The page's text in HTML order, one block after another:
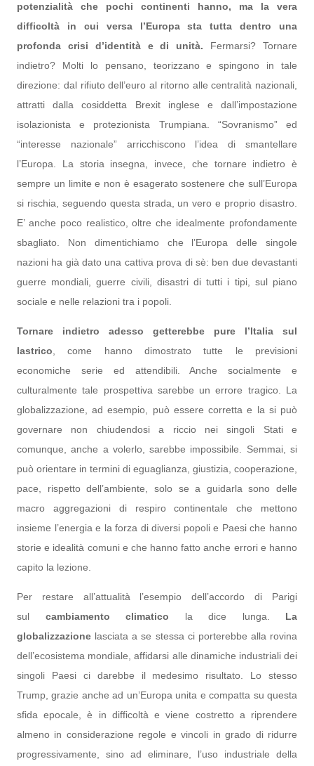
potenzialità che pochi continenti hanno, ma la vera
difficoltà in cui versa l’Europa sta tutta dentro una
profonda crisi d’identità e di unità. Fermarsi? Tornare
indietro? Molti lo pensano, teorizzano e spingono in tale
direzione: dal rifiuto dell’euro al ritorno alle centralità nazionali,
attratti dalla cosiddetta Brexit inglese e dall’impostazione
isolazionista e protezionista Trumpiana. “Sovranismo” ed
“interesse nazionale” arricchiscono l’idea di smantellare
l’Europa. La storia insegna, invece, che tornare indietro è
sempre un limite e non è esagerato sostenere che sull’Europa
si rischia, seguendo questa strada, un vero e proprio disastro.
E’ anche poco realistico, oltre che idealmente profondamente
sbagliato. Non dimentichiamo che l’Europa delle singole
nazioni ha già dato una cattiva prova di sè: ben due devastanti
guerre mondiali, guerre civili, disastri di tutti i tipi, sul piano
sociale e nelle relazioni tra i popoli.
Tornare indietro adesso getterebbe pure l’Italia sul
lastrico , come hanno dimostrato tutte le previsioni
economiche serie ed attendibili. Anche socialmente e
culturalmente tale prospettiva sarebbe un errore tragico. La
globalizzazione, ad esempio, può essere corretta e la si può
governare non chiudendosi a riccio nei singoli Stati e
comunque, anche a volerlo, sarebbe impossibile. Semmai, si
può orientare in termini di eguaglianza, giustizia, cooperazione,
pace, rispetto dell’ambiente, solo se a guidarla sono delle
macro aggregazioni di respiro continentale che mettono
insieme l’energia e la forza di diversi popoli e Paesi che hanno
storie e idealità comuni e che hanno fatto anche errori e hanno
capito la lezione.
Per restare all’attualità l’esempio dell’accordo di Parigi
sul cambiamento climatico la dice lunga. La
globalizzazione lasciata a se stessa ci porterebbe alla rovina
dell’ecosistema mondiale, affidarsi alle dinamiche industriali dei
singoli Paesi ci darebbe il medesimo risultato. Lo stesso
Trump, grazie anche ad un’Europa unita e compatta su questa
sfida epocale, è in difficoltà e viene costretto a riprendere
almeno in considerazione regole e vincoli in grado di ridurre
progressivamente, sino ad eliminare, l’uso industriale della